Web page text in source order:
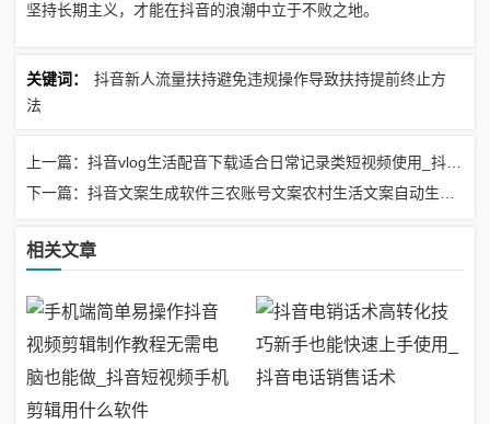
坚持长期主义，才能在抖音的浪潮中立于不败之地。
关键词：
抖音新人流量扶持避免违规操作导致扶持提前终止方
法
相关文章